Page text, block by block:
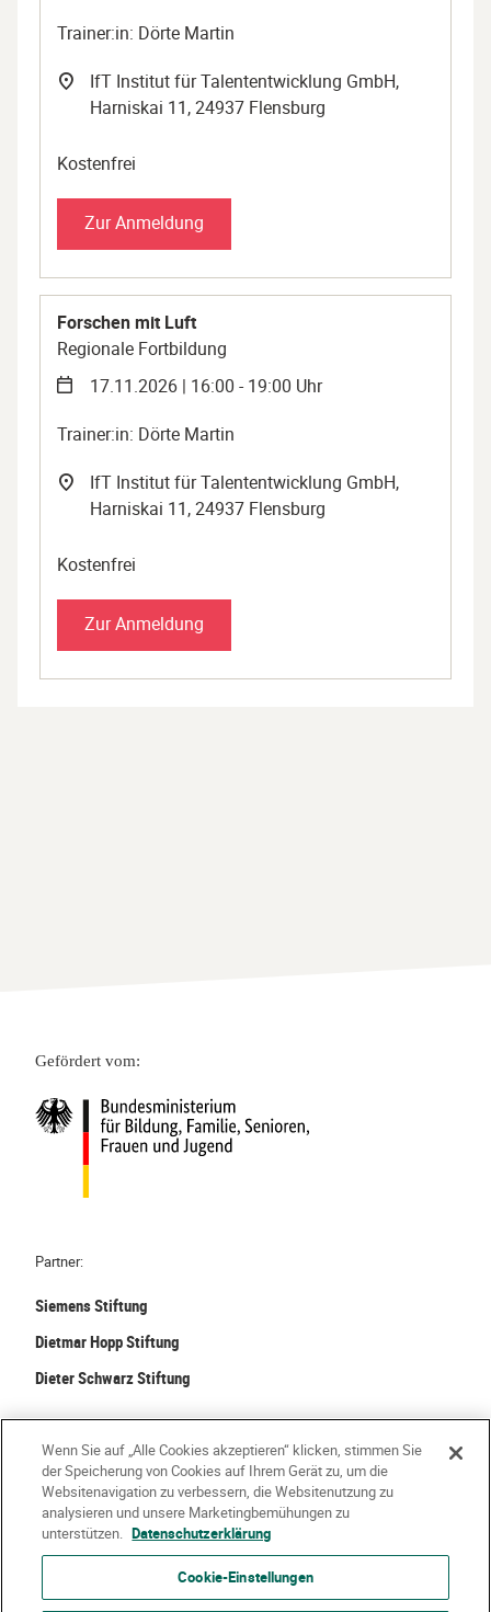
Trainer:in: Dörte Martin
IfT Institut für Talententwicklung GmbH,
Harniskai 11, 24937 Flensburg
Kostenfrei
Zur Anmeldung
Forschen mit Luft
Regionale Fortbildung
17.11.2026 | 16:00 - 19:00 Uhr
Trainer:in: Dörte Martin
IfT Institut für Talententwicklung GmbH,
Harniskai 11, 24937 Flensburg
Kostenfrei
Zur Anmeldung
Gefördert vom:
Partner:
Siemens Stiftung
Dietmar Hopp Stiftung
Dieter Schwarz Stiftung
Kontakt Häufige Fragen
Impressum
Datenschutzerklärung
Nutzungsbedingungen
Wenn Sie auf „Alle Cookies akzeptieren“ klicken, stimmen Sie
der Speicherung von Cookies auf Ihrem Gerät zu, um die
Websitenavigation zu verbessern, die Websitenutzung zu
analysieren und unsere Marketingbemühungen zu
unterstützen. Datenschutzerklärung
Cookie-Einstellungen